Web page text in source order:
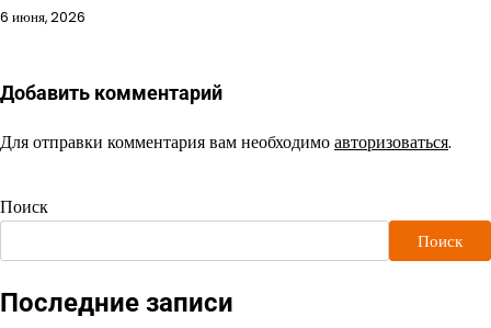
6 июня, 2026
Добавить комментарий
Для отправки комментария вам необходимоавторизоваться.
Поиск
Поиск
Последние записи